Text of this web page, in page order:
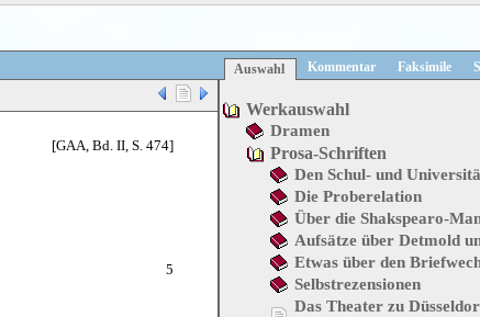
Auswahl
Kommentar Faksimile
[GAA, Bd. II, S. 474]
5
Werkauswahl
Dramen
Prosa-Schriften
Den Schul- und
Die Proberelation
Über die Shakspearo-
Aufsätze über Detmold
Etwas über den
Selbstrezensionen
Das Theater zu